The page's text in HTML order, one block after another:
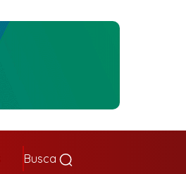
Busca